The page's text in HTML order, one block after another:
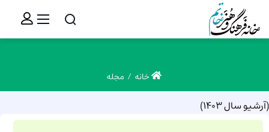
خانه مجله
(آرشیو سال 1403)